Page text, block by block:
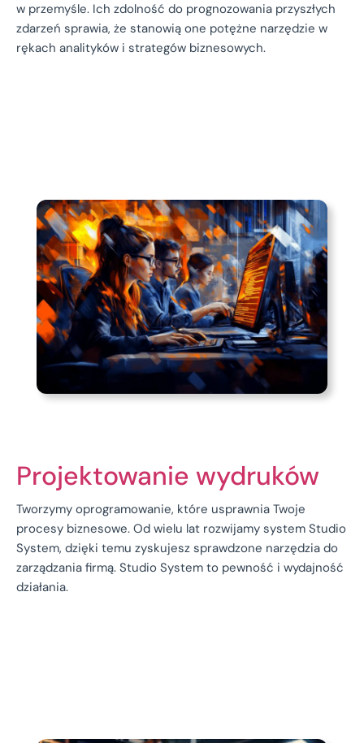
w przemyśle. Ich zdolność do prognozowania przyszłych
zdarzeń sprawia, że stanowią one potężne narzędzie w
rękach analityków i strategów biznesowych.
Projektowanie wydruków
Tworzymy oprogramowanie, które usprawnia Twoje
procesy biznesowe. Od wielu lat rozwijamy system Studio
System, dzięki temu zyskujesz sprawdzone narzędzia do
zarządzania firmą. Studio System to pewność i wydajność
działania.